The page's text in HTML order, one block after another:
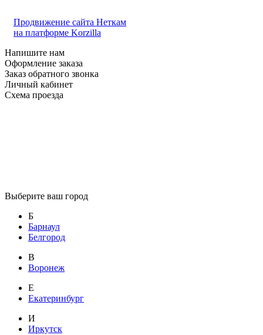
Продвижение сайта Неткам
на платформе Korzilla
Напишите нам
Оформление заказа
Заказ обратного звонка
Личный кабинет
Схема проезда
Выберите ваш город
Б
Барнаул
Белгород
В
Воронеж
Е
Екатеринбург
И
Иркутск